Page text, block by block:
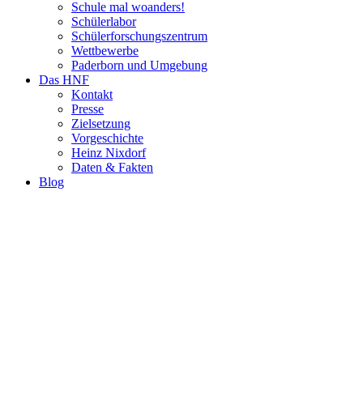
Schule mal woanders!
Schülerlabor
Schülerforschungszentrum
Wettbewerbe
Paderborn und Umgebung
Das HNF
Kontakt
Presse
Zielsetzung
Vorgeschichte
Heinz Nixdorf
Daten & Fakten
Blog